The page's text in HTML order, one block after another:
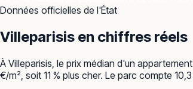
Données officielles de l'État
Villeparisis en chiffres réels
À Villeparisis, le prix médian d'un
€/m², soit 11 % plus cher. Le parc compte